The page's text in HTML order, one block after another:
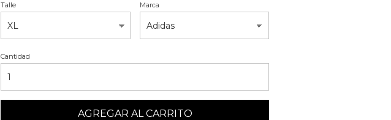
Talle Marca
Cantidad
AGREGAR AL CARRITO